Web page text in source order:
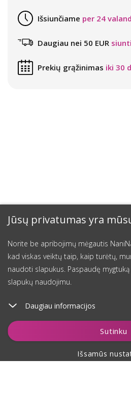
Jūsų privatumas yra
Norite be apribojimų mėgautis
kad viskas veiktų taip, kaip turėtų,
naudoti slapukus. Paspaudę mygtuką
slapukų naudojimu.
Daugiau informacijos
Sutinku
Išsamūs
Įdėti į krepšelį
Išsiunčiame per 24
Daugiau nei 50 EUR
Prekių grąžinimas iki 30